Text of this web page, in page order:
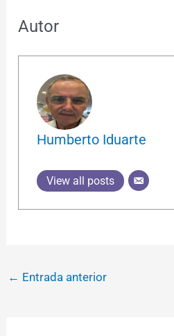
Autor
Humberto Iduarte
View all posts
← Entrada anterior